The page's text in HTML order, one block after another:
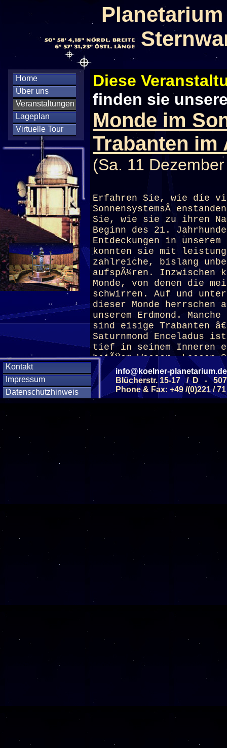
Home
Über uns
Veranstaltungen
Lageplan
Virtuelle Tour
Kontakt
Impressum
Datenschutzhinweis
Diese
finden sie
Monde im
Trabanten im
(Sa. 11
Erfahren Sie, wie die
SonnensystemsÂ
Sie, wie sie zu ihren
Beginn des 21.
Entdeckungen in unserem
konnten sie mit
zahlreiche, bislang
aufspÃ¼ren. Inzwischen
Monde, von denen die
schwirren. Auf und
dieser Monde herrschen
unserem Erdmond.
sind eisige Trabanten
Saturnmond Enceladus
tief in seinem Inneren
heiÃŸem Wasser. Lassen
FÃ¼hrung in diese
(ab 6 J.)
Diese
Klicken Sie Hier
Wochentag
SAMSTAG
SAMSTAG
SAMSTAG
info@koelner-planetarium.de
Blücherstr. 15-17 / D -
Phone & Fax: +49 /(0)221 /